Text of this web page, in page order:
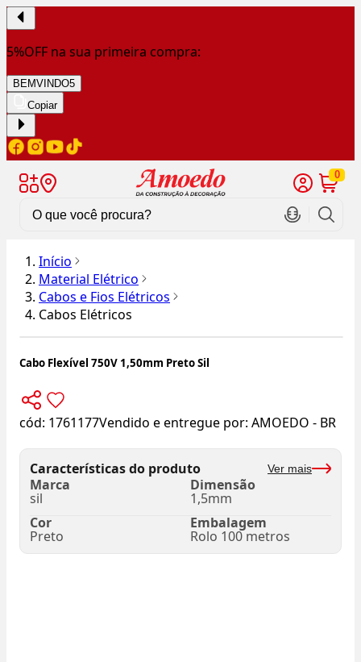
5%OFF na sua primeira compra:
BEMVINDO5
Copiar
0
Início
Material Elétrico
Cabos e Fios Elétricos
Cabos Elétricos
Cabo Flexível 750V 1,50mm Preto Sil
cód: 1761177Vendido e entregue por: AMOEDO - BR
Características do produto Ver mais
Marca
sil
Dimensão
1,5mm
Cor
Preto
Embalagem
Rolo 100 metros